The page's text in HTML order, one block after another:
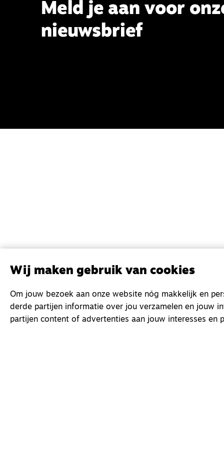
Meld je aan voor
nieuwsbrief
Wij maken gebruik van cookies
Om jouw bezoek aan onze website nóg makkelijk en
derde partijen informatie over jou verzamelen en jouw
partijen content of advertenties aan jouw interesses en